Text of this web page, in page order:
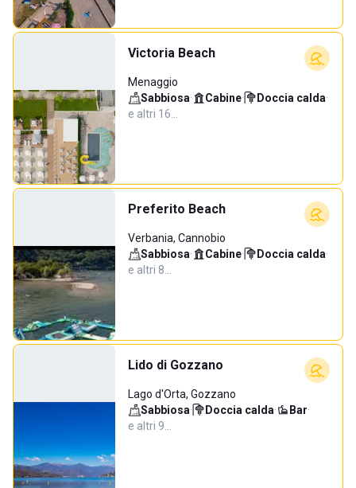
Victoria Beach
Menaggio
Sabbiosa· Cabine· Doccia calda·
e altri 16…
Preferito Beach
Verbania, Cannobio
Sabbiosa· Cabine· Doccia calda·
e altri 8…
Lido di Gozzano
Lago d'Orta, Gozzano
Sabbiosa· Doccia calda· Bar·
e altri 9…